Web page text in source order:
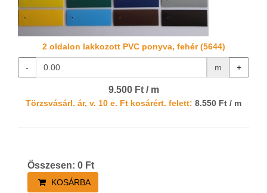
2 oldalon lakkozott PVC ponyva, fehér (5644)
- m +
9.500 Ft / m
Törzsvásárl. ár, v. 10 e. Ft kosárért. felett: 8.550 Ft / m
Összesen: 0 Ft
KOSÁRBA